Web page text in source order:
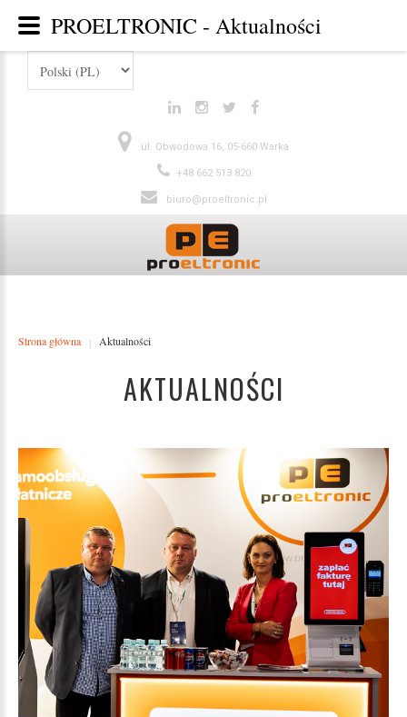
ul. Obwodowa 16, 05-660 Warka
+48 662 513 820
biuro@proeltronic.pl
Strona główna | Aktualności
AKTUALNOŚCI
PROELTRONIC - Aktualności